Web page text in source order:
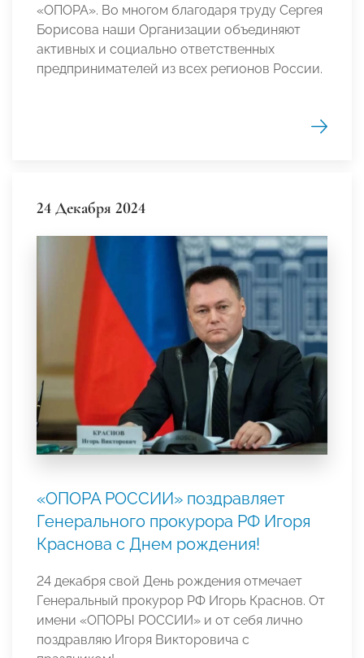
«ОПОРА». Во многом благодаря труду Сергея
Борисова наши Организации объединяют
активных и социально ответственных
предпринимателей из всех регионов России.
24 Декабря 2024
«ОПОРА РОССИИ» поздравляет
Генерального прокурора РФ Игоря
Краснова с Днем рождения!
24 декабря свой День рождения отмечает
Генеральный прокурор РФ Игорь Краснов. От
имени «ОПОРЫ РОССИИ» и от себя лично
поздравляю Игоря Викторовича с